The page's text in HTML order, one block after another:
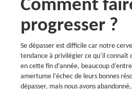
Comment
progresser ?
Se dépasser est difficile car notre
tendance à privilégier ce qu’il connaît
en cette fin d’année, beaucoup
amertume l’échec de leurs bonnes
dépasser, mais nous avons